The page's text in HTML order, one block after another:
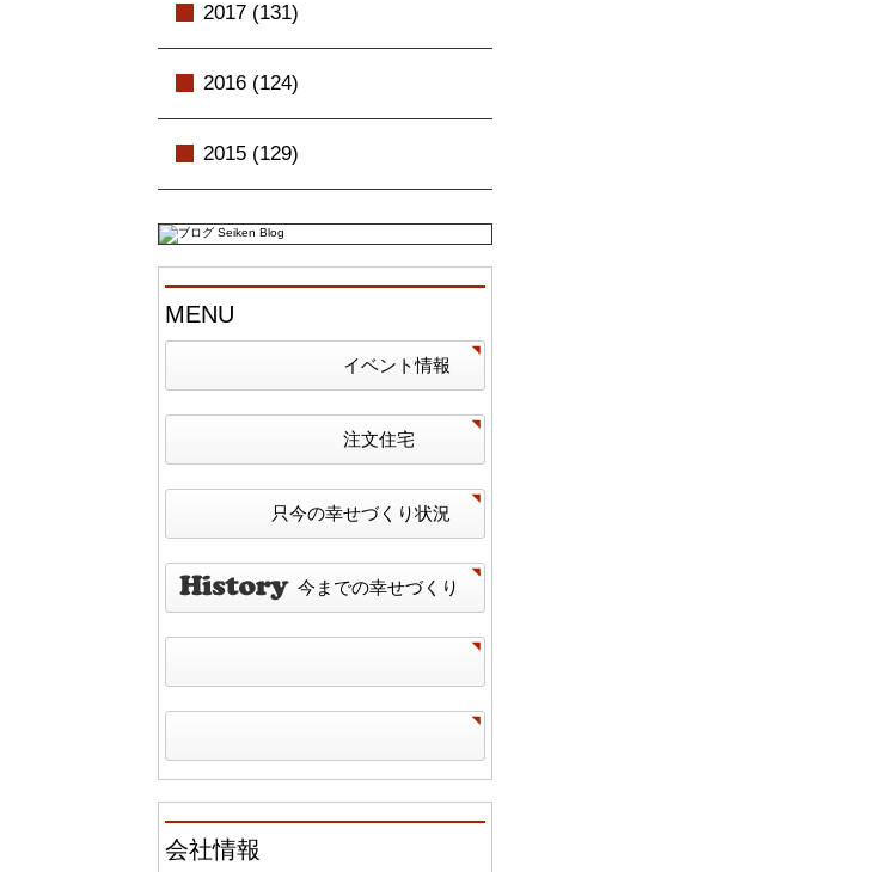
2017 (131)
2016 (124)
2015 (129)
MENU
イベント情報
注文住宅
只今の幸せづくり状況
今までの幸せづくり
会社情報